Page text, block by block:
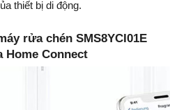
thiết bị di động.
rửa chén SMS8YCI01E
Home Connect